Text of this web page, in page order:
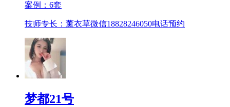
案例： 6套
技师专长：薰衣草微信18828246050电话预约
梦都21号